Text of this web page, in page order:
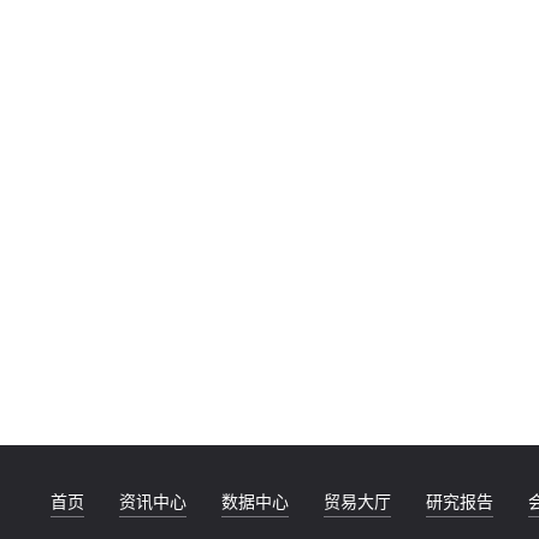
首页 资讯中心 数据中心 贸易大厅 研究报告